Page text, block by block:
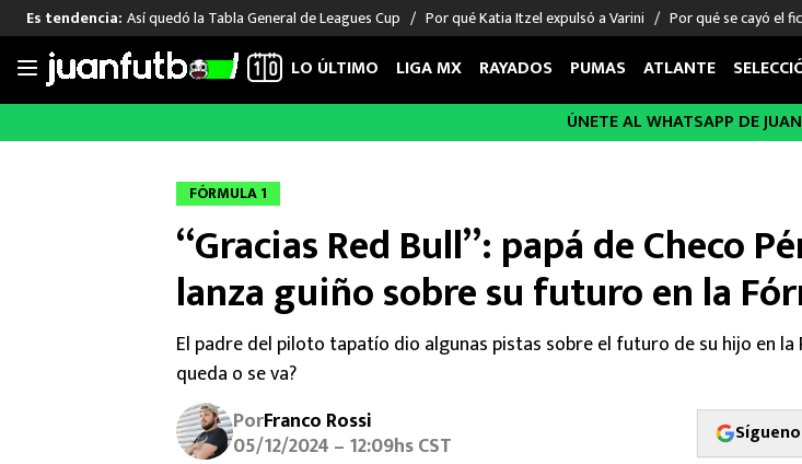
Saltar
Es tendencia: Así quedó la Tabla General de Leagues Cup Por qué Katia Itzel expulsó a Varini Por qué se cayó el
LIGA MX
Chivas de Guadalajara
Liga MX Femenil
FUT INTERNACIONAL
Las Noticias
Selección Mexicana
Champions League
Europa League
Real Madrid
Barcelona
MEXICANOS EN EL EXTRANJERO
Memo Ochoa
Chino Huerta
Edson Álvarez
Santiago Giménez
Rodrigo Huescas
FIGURAS
Sergio Ramos
Giorgos
André Jardine
LO ÚLTIMO LIGA MX RAYADOS PUMAS ATLANTE
ÚNETE AL WHATSAPP DE
FÓRMULA 1
“Gracias Red Bull”: papá de Checo
lanza guiño sobre su futuro en la
El padre del piloto tapatío dio algunas pistas sobre el futuro de su hijo en la
queda o se va?
PorFranco Rossi
05/12/2024 – 12:09hs CST